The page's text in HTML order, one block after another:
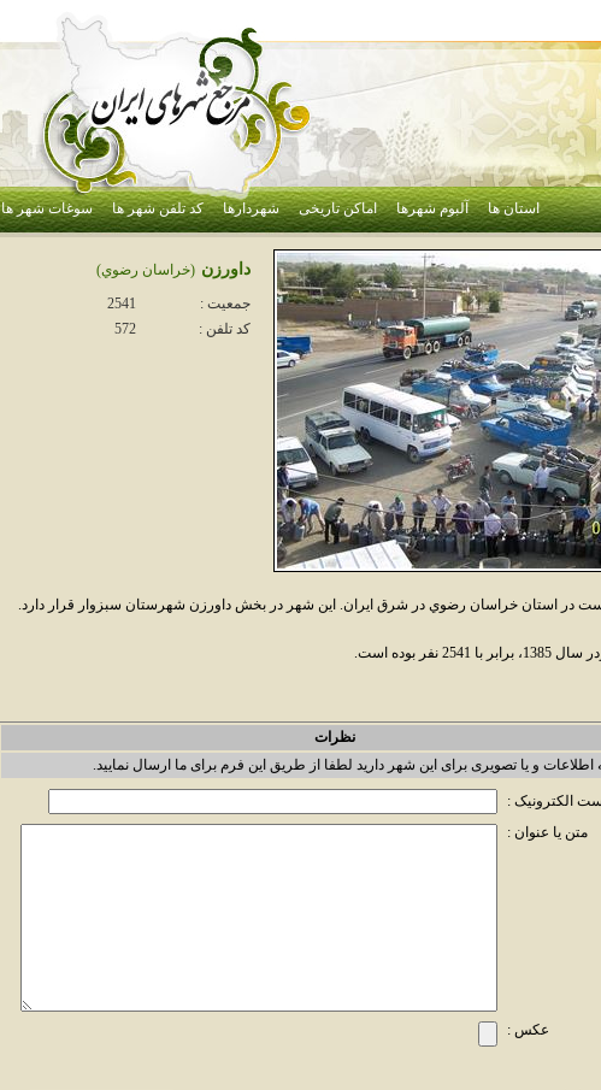
استان ها آلبوم شهرها اماکن تاریخی شهردارها کد تلفن شهر ها سوغات شهر ها
داورزن (خراسان رضوي)
جمعیت :
2541
کد تلفن :
572
در استان خراسان رضوي در شرق ايران. اين شهر در بخش داورزن شهرستان سبزوار قرار دارد.
نفر بوده است.
نظرات
اطلاعات و یا تصویری برای این شهر دارید لطفا از طریق این فرم برای ما ارسال نمایید.
الکترونیک :
متن یا عنوان :
عکس :